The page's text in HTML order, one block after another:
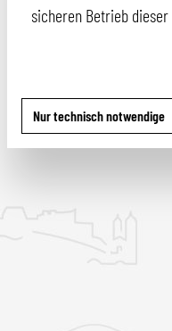
sicheren Betrieb
Nur technisch notwendige